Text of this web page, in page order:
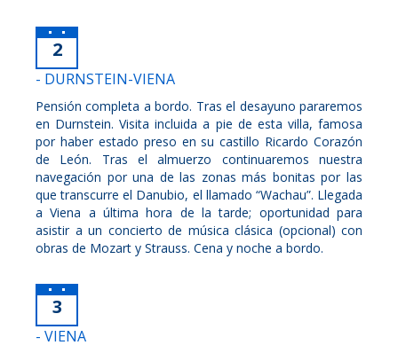
2
- DURNSTEIN-VIENA
Pensión completa a bordo. Tras el desayuno pararemos
en Durnstein. Visita incluida a pie de esta villa, famosa
por haber estado preso en su castillo Ricardo Corazón
de León. Tras el almuerzo continuaremos nuestra
navegación por una de las zonas más bonitas por las
que transcurre el Danubio, el llamado “Wachau”. Llegada
a Viena a última hora de la tarde; oportunidad para
asistir a un concierto de música clásica (opcional) con
obras de Mozart y Strauss. Cena y noche a bordo.
3
- VIENA